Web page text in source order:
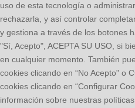
uso de esta tecnología o
rechazarla, y así controlar
y gestiona a través de los botones
"Sí, Acepto", ACEPTA SU USO, si
en cualquier momento. También
cookies clicando en “No Acepto" o
cookies clicando en “Configurar
información sobre nuestras